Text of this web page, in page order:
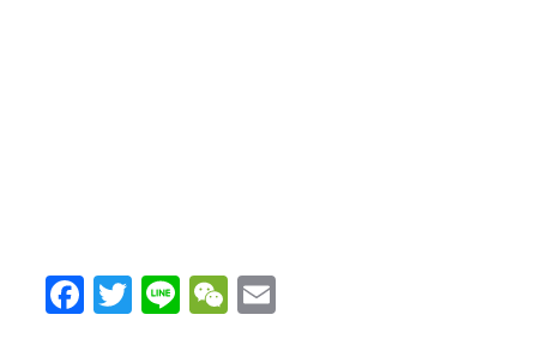
Facebook
Twitter
LineWeChat
Email